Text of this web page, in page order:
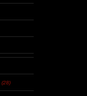
(28)